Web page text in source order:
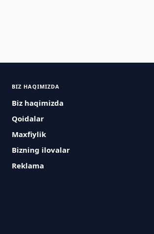
BIZ HAQIMIZDA
Biz haqimizda
Qoidalar
Maxfiylik
Bizning ilovalar
Reklama